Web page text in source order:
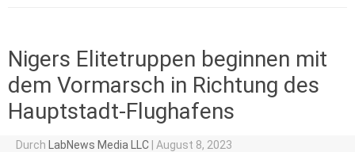
Nigers Elitetruppen beginnen mit
dem Vormarsch in Richtung des
Hauptstadt-Flughafens
Durch LabNews Media LLC August 8, 2023